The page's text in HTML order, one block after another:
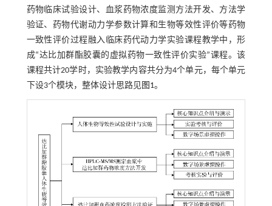
药物临床试验设计、血浆药物浓度监测方法开发、方法学
验证、药物代谢动力学参数计算和生物等效性评价等药物
一致性评价过程融入临床药代动力学实验课程教学中，形
成“达比加群酯胶囊的虚拟药物一致性评价实验”课程。该
课程共计20学时，实验教学内容共分为4个单元，每个单元
下设3个模块，整体设计思路见图1。